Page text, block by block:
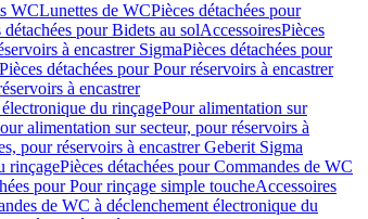
WCLunettes de WCPièces détachées pour
détachées pour Bidets au solAccessoiresPièces
à encastrer SigmaPièces détachées pour
Pièces détachées pour Pour réservoirs à encastrer
à encastrer
du rinçagePour alimentation sur
alimentation sur secteur, pour réservoirs à
pour réservoirs à encastrer Geberit Sigma
rinçagePièces détachées pour Commandes de WC
pour Pour rinçage simple toucheAccessoires
de WC à déclenchement électronique du